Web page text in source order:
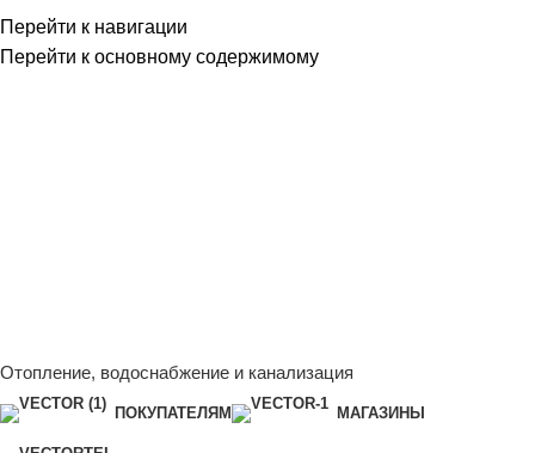
Перейти к навигации
Перейти к основному содержимому
Отопление, водоснабжение и канализация
ПОКУПАТЕЛЯМ МАГАЗИНЫ